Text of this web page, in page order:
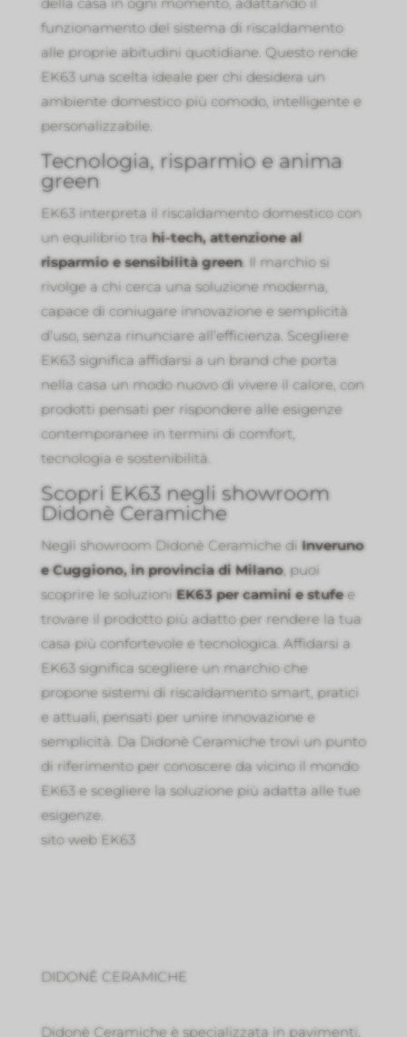
funzionamento del sistema di riscaldamento
alle proprie abitudini quotidiane. Questo rende
EK63 una scelta ideale per chi desidera un
ambiente domestico più comodo, intelligente e
personalizzabile.
Tecnologia, risparmio e anima
green
EK63 interpreta il riscaldamento domestico con
un equilibrio tra hi-tech, attenzione al
risparmio e sensibilità green. Il marchio si
rivolge a chi cerca una soluzione moderna,
capace di coniugare innovazione e semplicità
d’uso, senza rinunciare all’efficienza. Scegliere
EK63 significa affidarsi a un brand che porta
nella casa un modo nuovo di vivere il calore, con
prodotti pensati per rispondere alle esigenze
contemporanee in termini di comfort,
tecnologia e sostenibilità.
Scopri EK63 negli showroom
Didonè Ceramiche
Negli showroom Didonè Ceramiche di Inveruno
e Cuggiono, in provincia di Milano, puoi
scoprire le soluzioni EK63 per camini e stufee
trovare il prodotto più adatto per rendere la tua
casa più confortevole e tecnologica. Affidarsi a
EK63 significa scegliere un marchio che
propone sistemi di riscaldamento smart, pratici
e attuali, pensati per unire innovazione e
semplicità. Da Didonè Ceramiche trovi un punto
di riferimento per conoscere da vicino il mondo
EK63 e scegliere la soluzione più adatta alle tue
esigenze.
sito web EK63
DIDONÈ CERAMICHE
Didonè Ceramiche è specializzata in pavimenti,